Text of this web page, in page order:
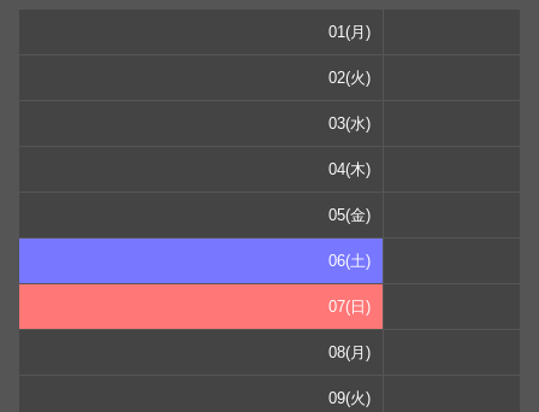
01(月)
02(火)
03(水)
04(木)
05(金)
06(土)
07(日)
08(月)
09(火)